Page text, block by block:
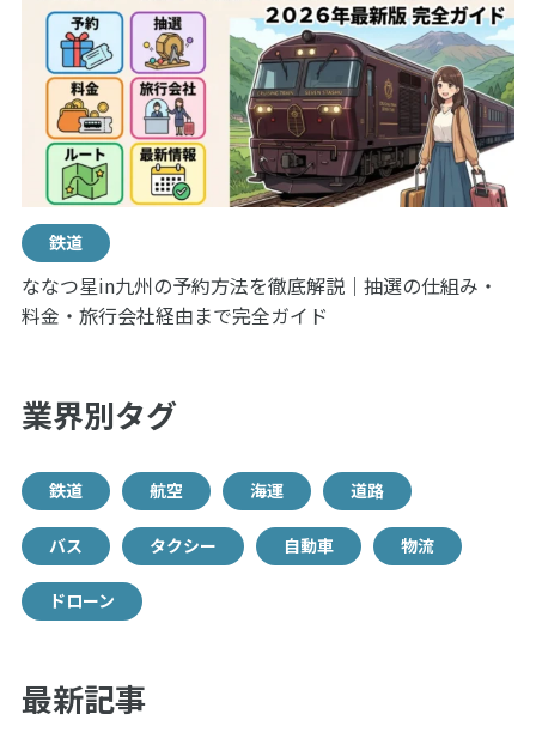
鉄道
ななつ星in九州の予約方法を徹底解説｜抽選の仕組み・
料金・旅行会社経由まで完全ガイド
業界別タグ
鉄道 航空 海運 道路
バス タクシー 自動車 物流
ドローン
最新記事